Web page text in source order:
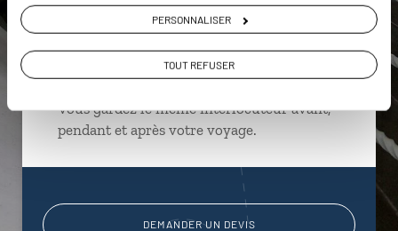
PERSONNALISER
TOUT REFUSER
près de vos envies et de la réalité du pays.
Échangez en face à face ou depuis nos studios
connectés en agence, mais aussi par email ou
téléphone.
Vous gardez le même interlocuteur avant,
pendant et après votre voyage.
DEMANDER UN DEVIS